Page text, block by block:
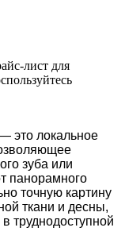
лист для
это локальное
зуба или
панорамного
точную картину
ткани и десны,
труднодоступной